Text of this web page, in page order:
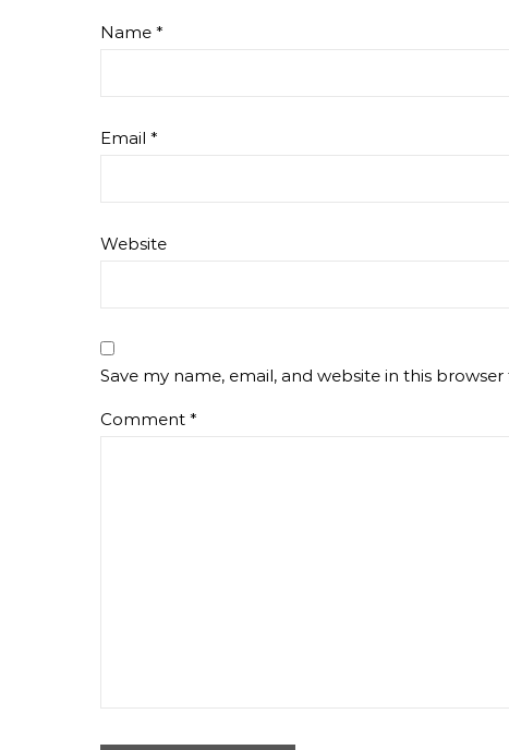
Name *
Email *
Website
Save my name, email, and website in this
Comment *